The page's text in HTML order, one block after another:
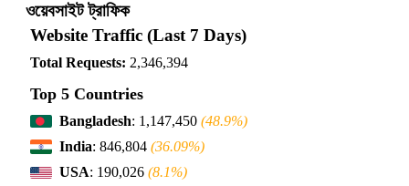
ওয়েবসাইট ট্রাফিক
Website Traffic (Last 7 Days)
Total Requests: 2,346,394
Top 5 Countries
Bangladesh: 1,147,450 (48.9%)
India: 846,804 (36.09%)
USA: 190,026 (8.1%)